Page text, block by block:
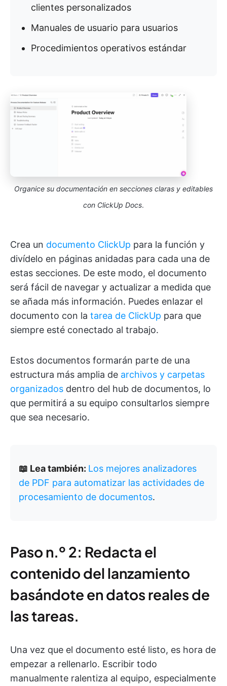
clientes personalizados
Manuales de usuario para usuarios
Procedimientos operativos estándar
Organice su documentación en secciones claras y editables
con ClickUp Docs.
Crea un documento ClickUp para la función y
divídelo en páginas anidadas para cada una de
estas secciones. De este modo, el documento
será fácil de navegar y actualizar a medida que
se añada más información. Puedes enlazar el
documento con la tarea de ClickUp para que
siempre esté conectado al trabajo.
Estos documentos formarán parte de una
estructura más amplia de archivos y carpetas
organizados dentro del hub de documentos, lo
que permitirá a su equipo consultarlos siempre
que sea necesario.
📖 Lea también: Los mejores analizadores
de PDF para automatizar las actividades de
procesamiento de documentos.
Paso n.º 2: Redacta el
contenido del lanzamiento
basándote en datos reales de
las tareas.
Una vez que el documento esté listo, es hora de
empezar a rellenarlo. Escribir todo
manualmente ralentiza al equipo, especialmente